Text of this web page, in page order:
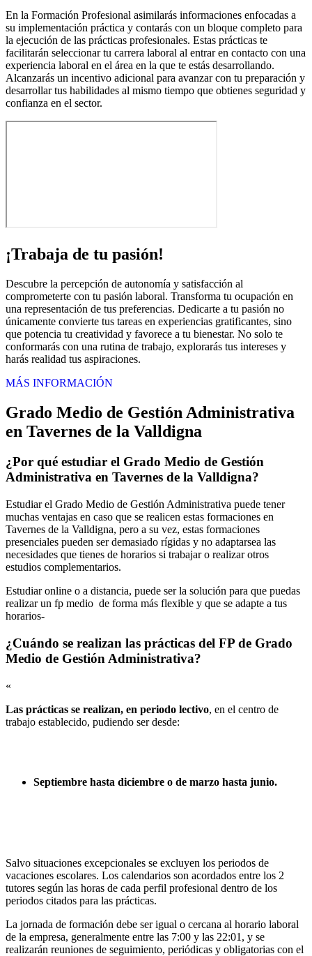
En la Formación Profesional asimilarás informaciones enfocadas a
su implementación práctica y contarás con un bloque completo para
la ejecución de las prácticas profesionales. Estas prácticas te
facilitarán seleccionar tu carrera laboral al entrar en contacto con una
experiencia laboral en el área en la que te estás desarrollando.
Alcanzarás un incentivo adicional para avanzar con tu preparación y
desarrollar tus habilidades al mismo tiempo que obtienes seguridad y
confianza en el sector.
¡Trabaja de tu pasión!
Descubre la percepción de autonomía y satisfacción al
comprometerte con tu pasión laboral. Transforma tu ocupación en
una representación de tus preferencias. Dedicarte a tu pasión no
únicamente convierte tus tareas en experiencias gratificantes, sino
que potencia tu creatividad y favorece a tu bienestar. No solo te
conformarás con una rutina de trabajo, explorarás tus intereses y
harás realidad tus aspiraciones.
MÁS INFORMACIÓN
Grado Medio de Gestión Administrativa
en Tavernes de la Valldigna
¿Por qué estudiar el Grado Medio de Gestión
Administrativa en Tavernes de la Valldigna?
Estudiar el Grado Medio de Gestión Administrativa puede tener
muchas ventajas en caso que se realicen estas formaciones en
Tavernes de la Valldigna, pero a su vez, estas formaciones
presenciales pueden ser demasiado rígidas y no adaptarsea las
necesidades que tienes de horarios si trabajar o realizar otros
estudios complementarios.
Estudiar online o a distancia, puede ser la solución para que puedas
realizar un fp medio de forma más flexible y que se adapte a tus
horarios-
¿Cuándo se realizan las prácticas del FP de Grado
Medio de Gestión Administrativa?
«
Las prácticas se realizan, en periodo lectivo, en el centro de
trabajo establecido, pudiendo ser desde:
Septiembre hasta diciembre o de marzo hasta junio.
Salvo situaciones excepcionales se excluyen los periodos de
vacaciones escolares. Los calendarios son acordados entre los 2
tutores según las horas de cada perfil profesional dentro de los
periodos citados para las prácticas.
La jornada de formación debe ser igual o cercana al horario laboral
de la empresa, generalmente entre las 7:00 y las 22:01, y se
realizarán reuniones de seguimiento, periódicas y obligatorias con el